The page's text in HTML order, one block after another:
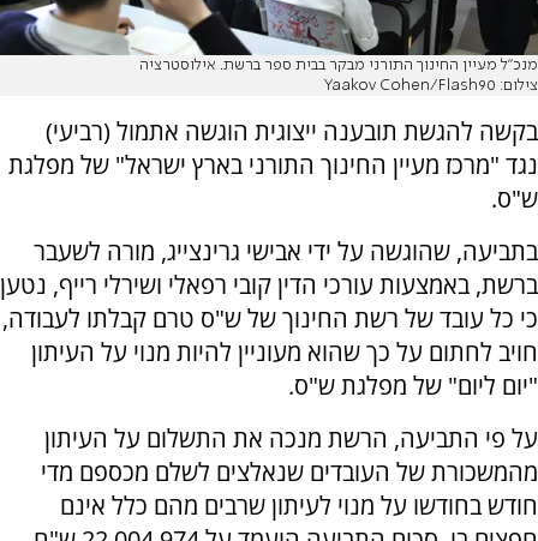
מנכ"ל מעיין החינוך התורני מבקר בבית ספר ברשת. אילוסטרציה
צילום: Yaakov Cohen/Flash90
בקשה להגשת תובענה ייצוגית הוגשה אתמול (רביעי)
נגד "מרכז מעיין החינוך התורני בארץ ישראל" של מפלגת
ש"ס.
בתביעה, שהוגשה על ידי אבישי גרינצייג, מורה לשעבר
ברשת, באמצעות עורכי הדין קובי רפאלי ושירלי רייף, נטען
כי כל עובד של רשת החינוך של ש"ס טרם קבלתו לעבודה,
חויב לחתום על כך שהוא מעוניין להיות מנוי על העיתון
"יום ליום" של מפלגת ש"ס.
על פי התביעה, הרשת מנכה את התשלום על העיתון
מהמשכורת של העובדים שנאלצים לשלם מכספם מדי
חודש בחודשו על מנוי לעיתון שרבים מהם כלל אינם